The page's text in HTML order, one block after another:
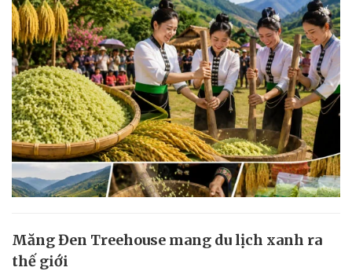
Măng Đen Treehouse mang du lịch xanh ra
thế giới